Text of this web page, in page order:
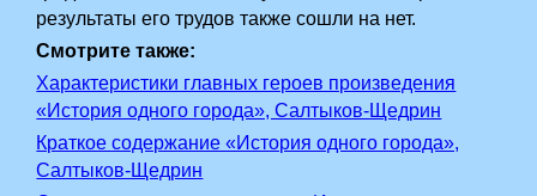
результаты его трудов также сошли на нет.
Смотрите также:
Характеристики главных героев произведения
«История одного города», Салтыков-Щедрин
Краткое содержание «История одного города»,
Салтыков-Щедрин